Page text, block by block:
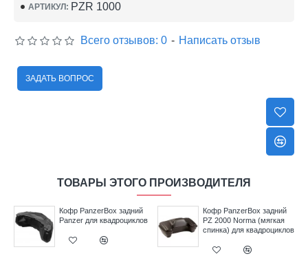
АРТИКУЛ: PZR 1000
Всего отзывов: 0 - Написать отзыв
ЗАДАТЬ ВОПРОС
ТОВАРЫ ЭТОГО ПРОИЗВОДИТЕЛЯ
Кофр PanzerBox задний
Panzer для квадроциклов
Кофр PanzerBox задний
PZ 2000 Norma (мягкая
спинка) для квадроциклов